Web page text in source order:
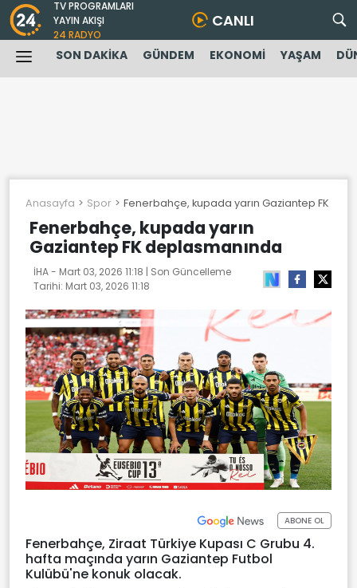
TV PROGRAMLARI
YAYIN AKIŞI
24 RADYO
CANLI
SON DAKİKA GÜNDEM EKONOMİ YAŞAM
Anasayfa Spor Fenerbahçe, kupada yarın Gaziantep FK
Fenerbahçe, kupada yarın
Gaziantep FK deplasmanında
İHA - Mart 03, 2026 11:18 | Son Güncelleme
Tarihi: Mart 03, 2026 11:18
ABONE OL
Fenerbahçe, Ziraat Türkiye Kupası C Grubu 4.
hafta maçında yarın Gaziantep Futbol
Kulübü'ne konuk olacak.